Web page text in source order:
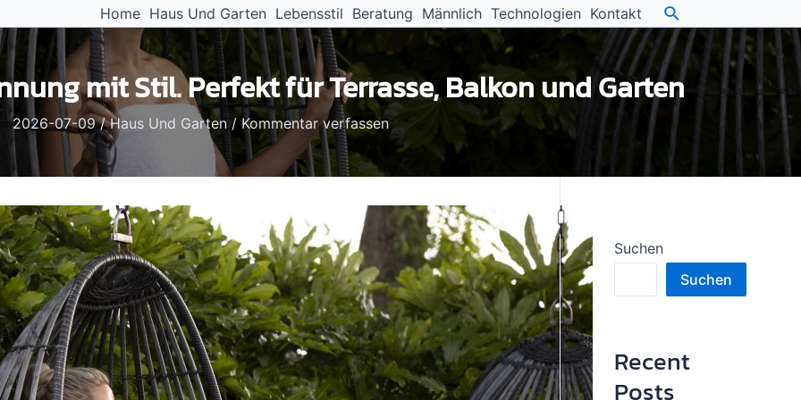
Home Haus Und Garten Lebensstil Beratung Männlich Technologien Kontakt
mit Stil. Perfekt für Terrasse, Balkon und Garten
2026-07-09/Haus Und Garten/ Kommentar verfassen
Suchen
Suchen
Recent
Posts